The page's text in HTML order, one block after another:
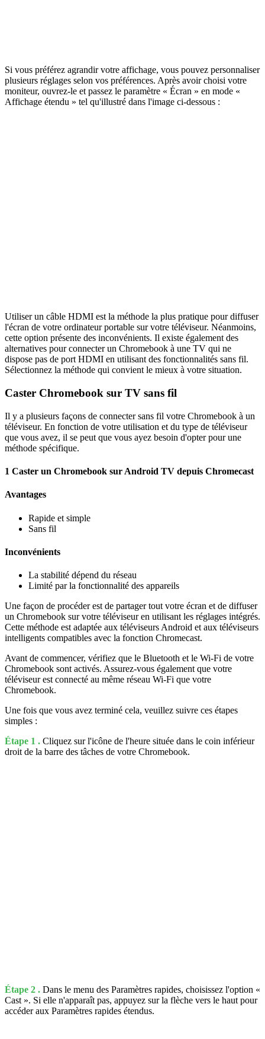
Si vous préférez agrandir votre affichage, vous pouvez personnaliser
plusieurs réglages selon vos préférences. Après avoir choisi votre
moniteur, ouvrez-le et passez le paramètre « Écran » en mode «
Affichage étendu » tel qu'illustré dans l'image ci-dessous :
Utiliser un câble HDMI est la méthode la plus pratique pour diffuser
l'écran de votre ordinateur portable sur votre téléviseur. Néanmoins,
cette option présente des inconvénients. Il existe également des
alternatives pour connecter un Chromebook à une TV qui ne
dispose pas de port HDMI en utilisant des fonctionnalités sans fil.
Sélectionnez la méthode qui convient le mieux à votre situation.
Caster Chromebook sur TV sans fil
Il y a plusieurs façons de connecter sans fil votre Chromebook à un
téléviseur. En fonction de votre utilisation et du type de téléviseur
que vous avez, il se peut que vous ayez besoin d'opter pour une
méthode spécifique.
1 Caster un Chromebook sur Android TV depuis Chromecast
Avantages
Rapide et simple
Sans fil
Inconvénients
La stabilité dépend du réseau
Limité par la fonctionnalité des appareils
Une façon de procéder est de partager tout votre écran et de diffuser
un Chromebook sur votre téléviseur en utilisant les réglages intégrés.
Cette méthode est adaptée aux téléviseurs Android et aux téléviseurs
intelligents compatibles avec la fonction Chromecast.
Avant de commencer, vérifiez que le Bluetooth et le Wi-Fi de votre
Chromebook sont activés. Assurez-vous également que votre
téléviseur est connecté au même réseau Wi-Fi que votre
Chromebook.
Une fois que vous avez terminé cela, veuillez suivre ces étapes
simples :
Étape 1 . Cliquez sur l'icône de l'heure située dans le coin inférieur
droit de la barre des tâches de votre Chromebook.
Étape 2 . Dans le menu des Paramètres rapides, choisissez l'option «
Cast ». Si elle n'apparaît pas, appuyez sur la flèche vers le haut pour
accéder aux Paramètres rapides étendus.